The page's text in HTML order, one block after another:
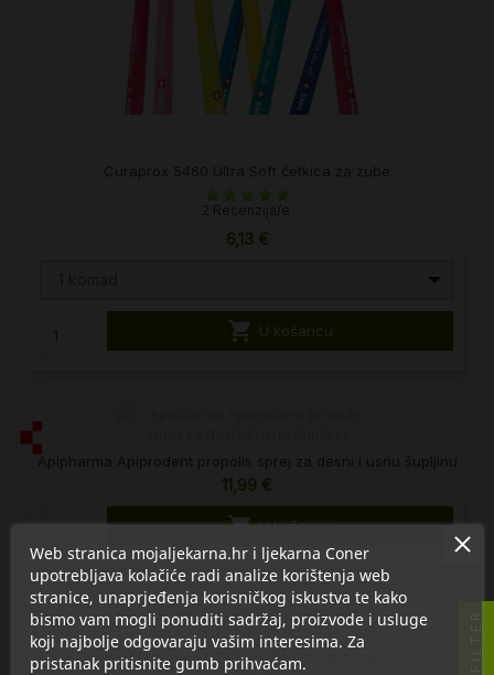
6,13 €
 U košaricu
11,99 €
 U košaricu
Dentaid Perio Aid 0,12% Vodica za ispiranje usta
Web stranica mojaljekarna.hr i ljekarna Coner
upotrebljava kolačiće radi analize korištenja web
stranice, unaprjeđenja korisničkog iskustva te kako
bismo vam mogli ponuditi sadržaj, proizvode i usluge
koji najbolje odgovaraju vašim interesima. Za
pristanak pritisnite gumb prihvaćam.
FILTER